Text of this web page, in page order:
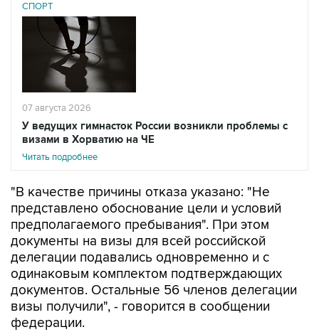
СПОРТ
07 августа 2026
У ведущих гимнасток России возникли проблемы с
визами в Хорватию на ЧЕ
Читать подробнее
"В качестве причины отказа указано: "Не
представлено обоснование цели и условий
предполагаемого пребывания". При этом
документы на визы для всей российской
делегации подавались одновременно и с
одинаковым комплектом подтверждающих
документов. Остальные 56 членов делегации
визы получили", - говорится в сообщении
федерации.